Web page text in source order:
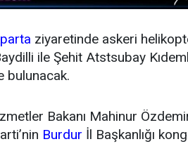
ziyaretinde askeri
ile Şehit Atstsubay
bulunacak.
Bakanı Mahinur
Burdur İl Başkanlığı